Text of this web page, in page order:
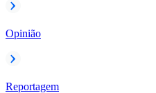
Opinião
Reportagem